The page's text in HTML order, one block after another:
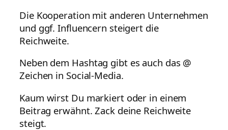
Die Kooperation mit anderen Unternehmen
und ggf. Influencern steigert die
Reichweite.
Neben dem Hashtag gibt es auch das @
Zeichen in Social-Media.
Kaum wirst Du markiert oder in einem
Beitrag erwähnt. Zack deine Reichweite
steigt.